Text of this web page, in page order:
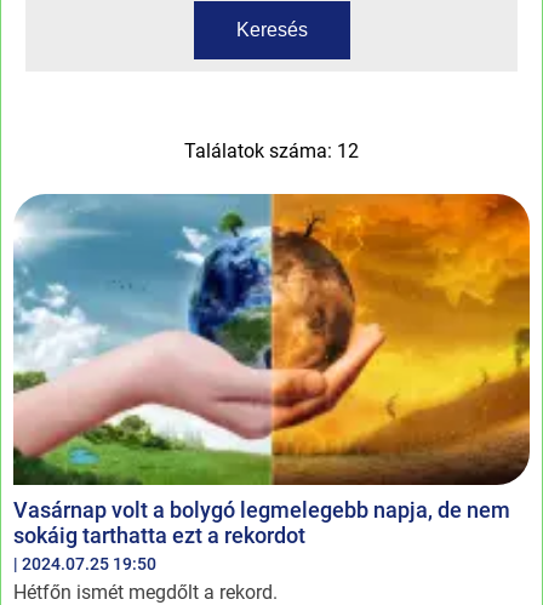
Keresés
Találatok száma: 12
Vasárnap volt a bolygó legmelegebb napja, de nem
sokáig tarthatta ezt a rekordot
| 2024.07.25 19:50
Hétfőn ismét megdőlt a rekord.